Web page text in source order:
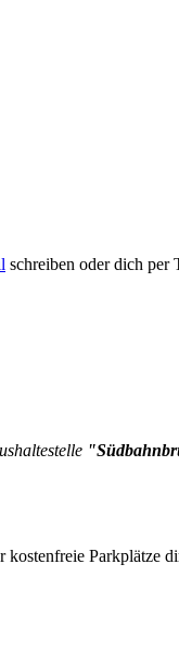
schreiben oder dich per
Parkplätze